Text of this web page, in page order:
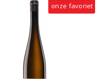
onze favoriet